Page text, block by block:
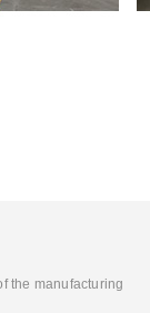
the manufacturing